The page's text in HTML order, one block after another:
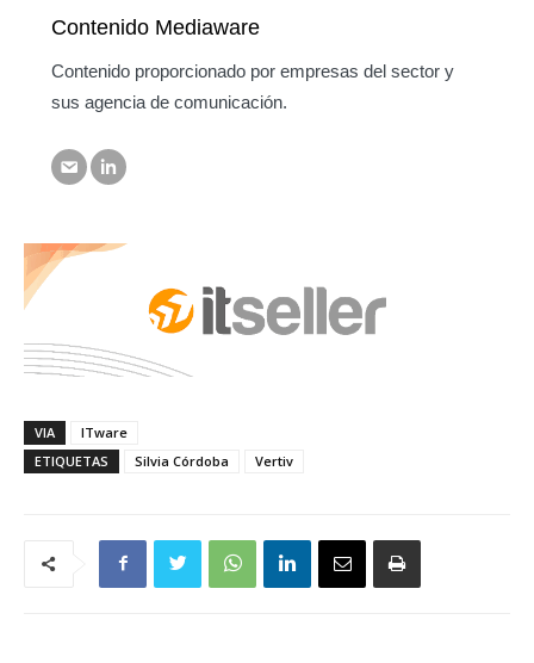
Contenido Mediaware
Contenido proporcionado por empresas del sector y
sus agencia de comunicación.
VIA
ITware
ETIQUETAS
Silvia Córdoba Vertiv